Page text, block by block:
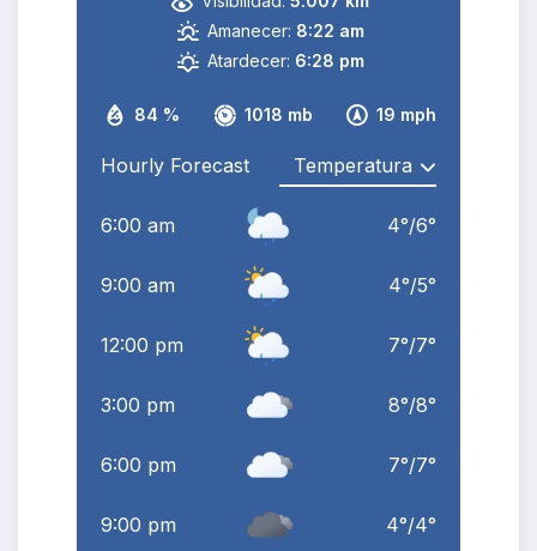
84 % 1018 mb 19 mph
Amanecer: 8:22 am
Atardecer: 6:28 pm
Hourly Forecast
6:00 am 4°/6°
9:00 am 4°/5°
12:00 pm 7°/7°
3:00 pm 8°/8°
6:00 pm 7°/7°
9:00 pm 4°/4°